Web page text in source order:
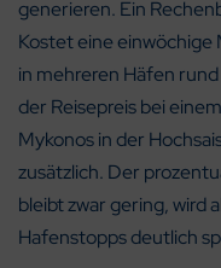
generieren. Ein
Kostet eine
in mehreren Häfen
der Reisepreis bei
Mykonos in der
zusätzlich. Der
bleibt zwar gering, wird
Hafenstopps deutlich